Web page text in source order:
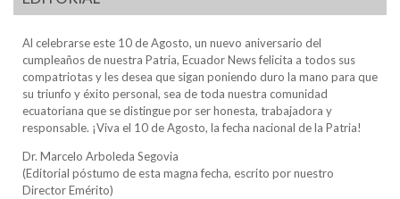
Al celebrarse este 10 de Agosto, un nuevo aniversario del
cumpleaños de nuestra Patria, Ecuador News felicita a todos sus
compatriotas y les desea que sigan poniendo duro la mano para que
su triunfo y éxito personal, sea de toda nuestra comunidad
ecuatoriana que se distingue por ser honesta, trabajadora y
responsable. ¡Viva el 10 de Agosto, la fecha nacional de la Patria!
Dr. Marcelo Arboleda Segovia
(Editorial póstumo de esta magna fecha, escrito por nuestro
Director Emérito)